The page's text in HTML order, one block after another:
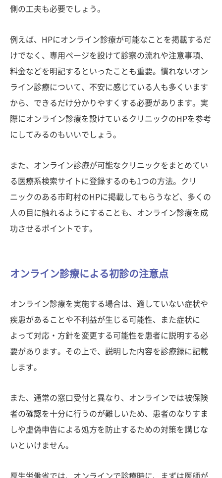
側の工夫も必要でしょう。
例えば、HPにオンライン診療が可能なことを掲載するだ
けでなく、専用ページを設けて診察の流れや注意事項、
料金などを明記するといったことも重要。慣れないオン
ライン診療について、不安に感じている人も多くいます
から、できるだけ分かりやすくする必要があります。実
際にオンライン診療を設けているクリニックのHPを参考
にしてみるのもいいでしょう。
また、オンライン診療が可能なクリニックをまとめてい
る医療系検索サイトに登録するのも1つの方法。クリ
ニックのある市町村のHPに掲載してもらうなど、多くの
人の目に触れるようにすることも、オンライン診療を成
功させるポイントです。
オンライン診療による初診の注意点
オンライン診療を実施する場合は、適していない症状や
疾患があることや不利益が生じる可能性、また症状に
よって対応・方針を変更する可能性を患者に説明する必
要があります。その上で、説明した内容を診療録に記載
します。
また、通常の窓口受付と異なり、オンラインでは被保険
者の確認を十分に行うのが難しいため、患者のなりすま
しや虚偽申告による処方を防止するための対策を講じな
いといけません。
厚生労働省では、オンラインで診療時に、まずは医師が